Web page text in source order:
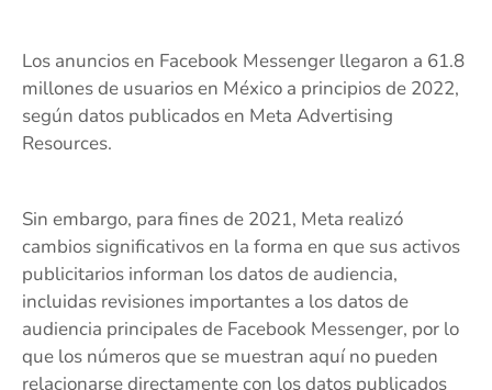
Los anuncios en Facebook Messenger llegaron a 61.8
millones de usuarios en México a principios de 2022,
según datos publicados en Meta Advertising
Resources.
Sin embargo, para fines de 2021, Meta realizó
cambios significativos en la forma en que sus activos
publicitarios informan los datos de audiencia,
incluidas revisiones importantes a los datos de
audiencia principales de Facebook Messenger, por lo
que los números que se muestran aquí no pueden
relacionarse directamente con los datos publicados